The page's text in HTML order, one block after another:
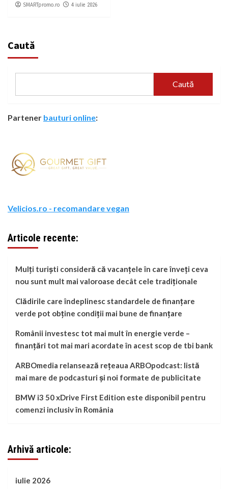
SMARTpromo.ro 4 iulie 2026
Caută
Caută
Partener bauturi online:
Velicios.ro - recomandare vegan
Articole recente:
Mulți turiști consideră că vacanțele în care înveți ceva
nou sunt mult mai valoroase decât cele tradiționale
Clădirile care îndeplinesc standardele de finanțare
verde pot obține condiții mai bune de finanțare
Românii investesc tot mai mult în energie verde –
finanțări tot mai mari acordate în acest scop de tbi bank
ARBOmedia relansează rețeaua ARBOpodcast: listă
mai mare de podcasturi și noi formate de publicitate
BMW i3 50 xDrive First Edition este disponibil pentru
comenzi inclusiv în România
Arhivă articole:
iulie 2026